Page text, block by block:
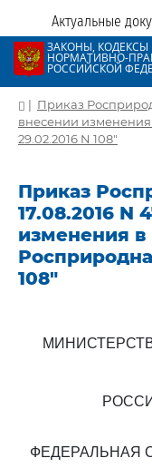
Актуальные
ЗАКОНЫ, КОДЕКСЫ
НОРМАТИВНО-
РОССИЙСКОЙ
| Приказ
внесении
29.02.2016 N 108"
Приказ
17.08.2016 N
изменения в
108"
ФЕДЕРАЛЬНАЯ